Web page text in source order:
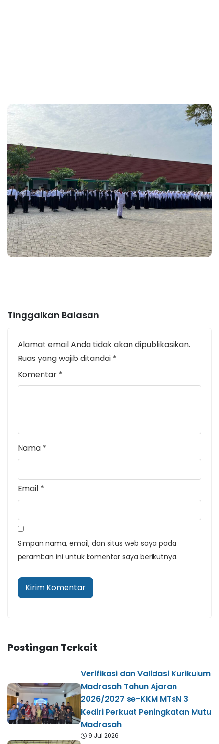
Tinggalkan Balasan
Alamat email Anda tidak akan dipublikasikan.
Ruas yang wajib ditandai *
Komentar *
Nama *
Email *
Simpan nama, email, dan situs web saya pada
peramban ini untuk komentar saya berikutnya.
Postingan Terkait
Verifikasi dan Validasi Kurikulum
Madrasah Tahun Ajaran
2026/2027 se-KKM MTsN 3
Kediri Perkuat Peningkatan Mutu
Madrasah
9 Jul 2026